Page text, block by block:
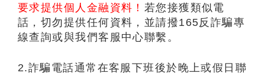
要求提供個人金融資料！ 若您接獲類似電
話，切勿提供任何資料，並請撥165反詐騙專
線查詢或與我們客服中心聯繫。
2.詐騙電話通常在客服下班後於晚上或假日聯